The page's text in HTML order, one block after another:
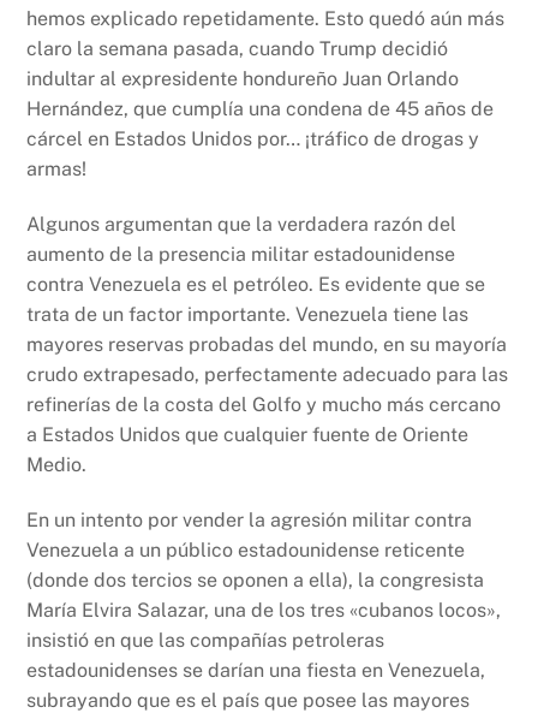
hemos explicado repetidamente. Esto quedó aún más
claro la semana pasada, cuando Trump decidió
indultar al expresidente hondureño Juan Orlando
Hernández, que cumplía una condena de 45 años de
cárcel en Estados Unidos por… ¡tráfico de drogas y
armas!
Algunos argumentan que la verdadera razón del
aumento de la presencia militar estadounidense
contra Venezuela es el petróleo. Es evidente que se
trata de un factor importante. Venezuela tiene las
mayores reservas probadas del mundo, en su mayoría
crudo extrapesado, perfectamente adecuado para las
refinerías de la costa del Golfo y mucho más cercano
a Estados Unidos que cualquier fuente de Oriente
Medio.
En un intento por vender la agresión militar contra
Venezuela a un público estadounidense reticente
(donde dos tercios se oponen a ella), la congresista
María Elvira Salazar, una de los tres «cubanos locos»,
insistió en que las compañías petroleras
estadounidenses se darían una fiesta en Venezuela,
subrayando que es el país que posee las mayores